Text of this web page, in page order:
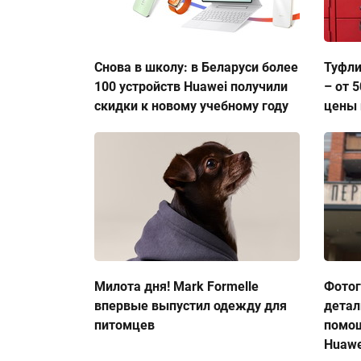
Снова в школу: в Беларуси более
100 устройств Huawei получили
скидки к новому учебному году
– от
цены
Милота дня! Mark Formelle
впервые выпустил одежду для
питомцев